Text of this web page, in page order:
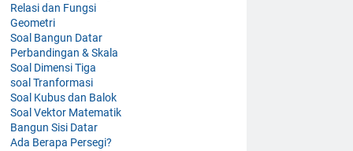
Relasi dan Fungsi
Geometri
Soal Bangun Datar
Perbandingan & Skala
Soal Dimensi Tiga
soal Tranformasi
Soal Kubus dan Balok
Soal Vektor Matematik
Bangun Sisi Datar
Ada Berapa Persegi?